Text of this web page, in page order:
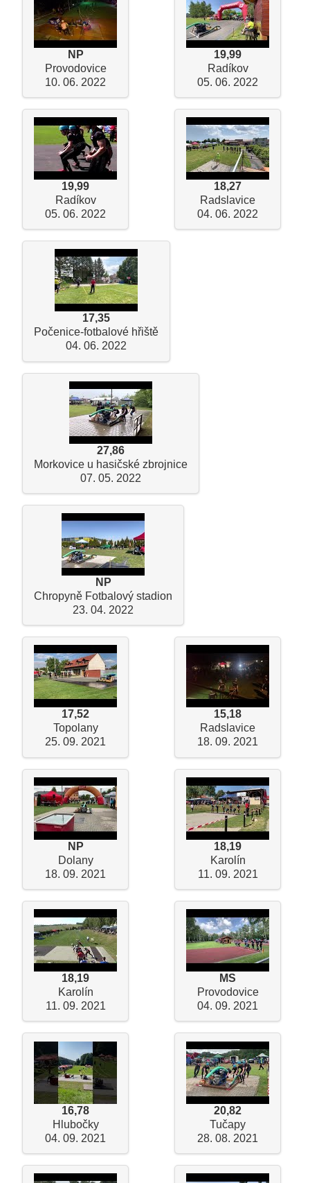
NP
Provodovice
10. 06. 2022
19,99
Radíkov
05. 06. 2022
19,99
Radíkov
05. 06. 2022
18,27
Radslavice
04. 06. 2022
17,35
Počenice-fotbalové hřiště
04. 06. 2022
27,86
Morkovice u hasičské zbrojnice
07. 05. 2022
NP
Chropyně Fotbalový stadion
23. 04. 2022
17,52
Topolany
25. 09. 2021
15,18
Radslavice
18. 09. 2021
NP
Dolany
18. 09. 2021
18,19
Karolín
11. 09. 2021
18,19
Karolín
11. 09. 2021
MS
Provodovice
04. 09. 2021
16,78
Hlubočky
04. 09. 2021
20,82
Tučapy
28. 08. 2021